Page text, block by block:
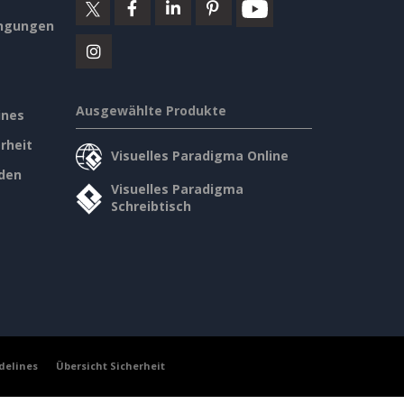
Ausgewählte Produkte
Visuelles Paradigma Online
Visuelles Paradigma
Schreibtisch
Übersicht Sicherheit